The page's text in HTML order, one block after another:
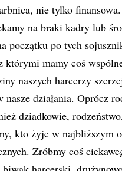
nie tylko
na braki kadry lub
początku po tych
którymi mamy coś
naszych harcerzy
nasze działania. Oprócz
dziadkowie,
kto żyje w najbliższym
Zróbmy coś